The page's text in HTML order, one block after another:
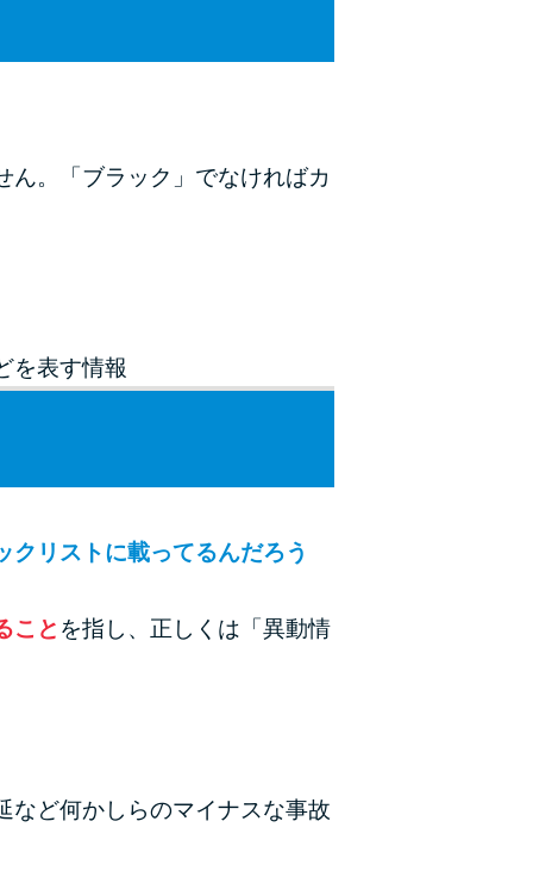
ソフト闇金とは？悪質な手口には要注意！
らない理由
ラックか確かめる方法
アコムとレイクどっちがいいの？ カードロー
ンの選び方を徹底解説！
年収が低い＆他社借入があると落ちる？バンク
イックの口コミを分析
ん。「ブラック」でなければカ
を表す情報
リストに載ってるんだろう
こと を指し、正しくは「異動情
など何かしらのマイナスな事故